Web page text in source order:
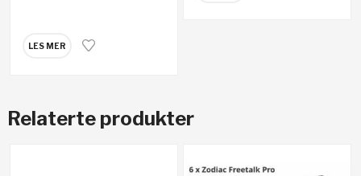
LES MER
Relaterte produkter